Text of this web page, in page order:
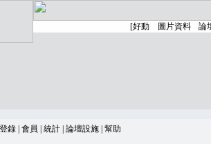
登錄 會員 統計 論壇設施 幫助